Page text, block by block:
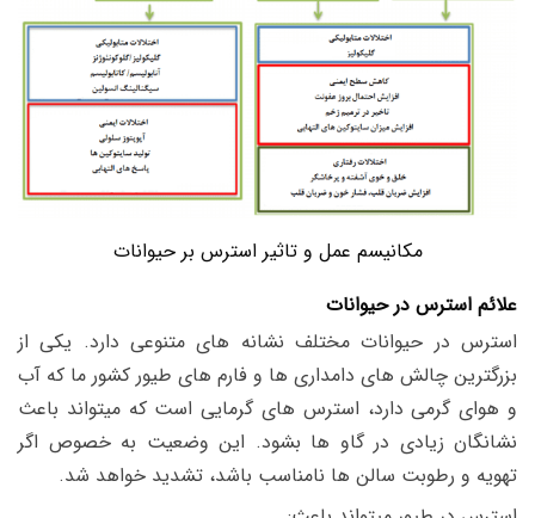
مکانیسم عمل و تاثیر استرس بر حیوانات
علائم استرس در حیوانات
استرس در حیوانات مختلف نشانه های متنوعی دارد. یکی از
بزرگترین چالش های دامداری ها و فارم های طیور کشور ما که آب
و هوای گرمی دارد، استرس های گرمایی است که میتواند باعث
نشانگان زیادی در گاو ها بشود. این وضعیت به خصوص اگر
تهویه و رطوبت سالن ها نامناسب باشد، تشدید خواهد شد.